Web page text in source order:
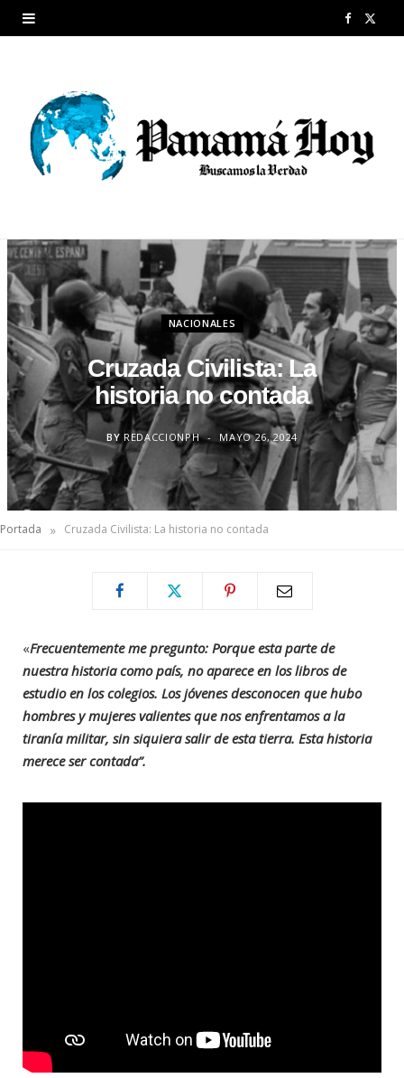
F
b
r
)
NACIONALES
Cruzada Civilista: La
historia no contada
BY REDACCIONPH MAYO 26, 2024
Portada » Cruzada Civilista: La historia no contada
«Frecuentemente me pregunto: Porque esta parte de
nuestra historia como país, no aparece en los libros de
estudio en los colegios. Los jóvenes desconocen que hubo
hombres y mujeres valientes que nos enfrentamos a la
tiranía militar, sin siquiera salir de esta tierra. Esta historia
merece ser contada”.